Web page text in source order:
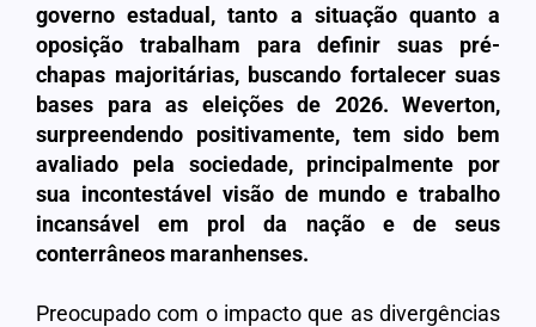
governo estadual, tanto a situação quanto a
oposição trabalham para definir suas pré-
chapas majoritárias, buscando fortalecer suas
bases para as eleições de 2026. Weverton,
surpreendendo positivamente, tem sido bem
avaliado pela sociedade, principalmente por
sua incontestável visão de mundo e trabalho
incansável em prol da nação e de seus
conterrâneos maranhenses.
Preocupado com o impacto que as divergências